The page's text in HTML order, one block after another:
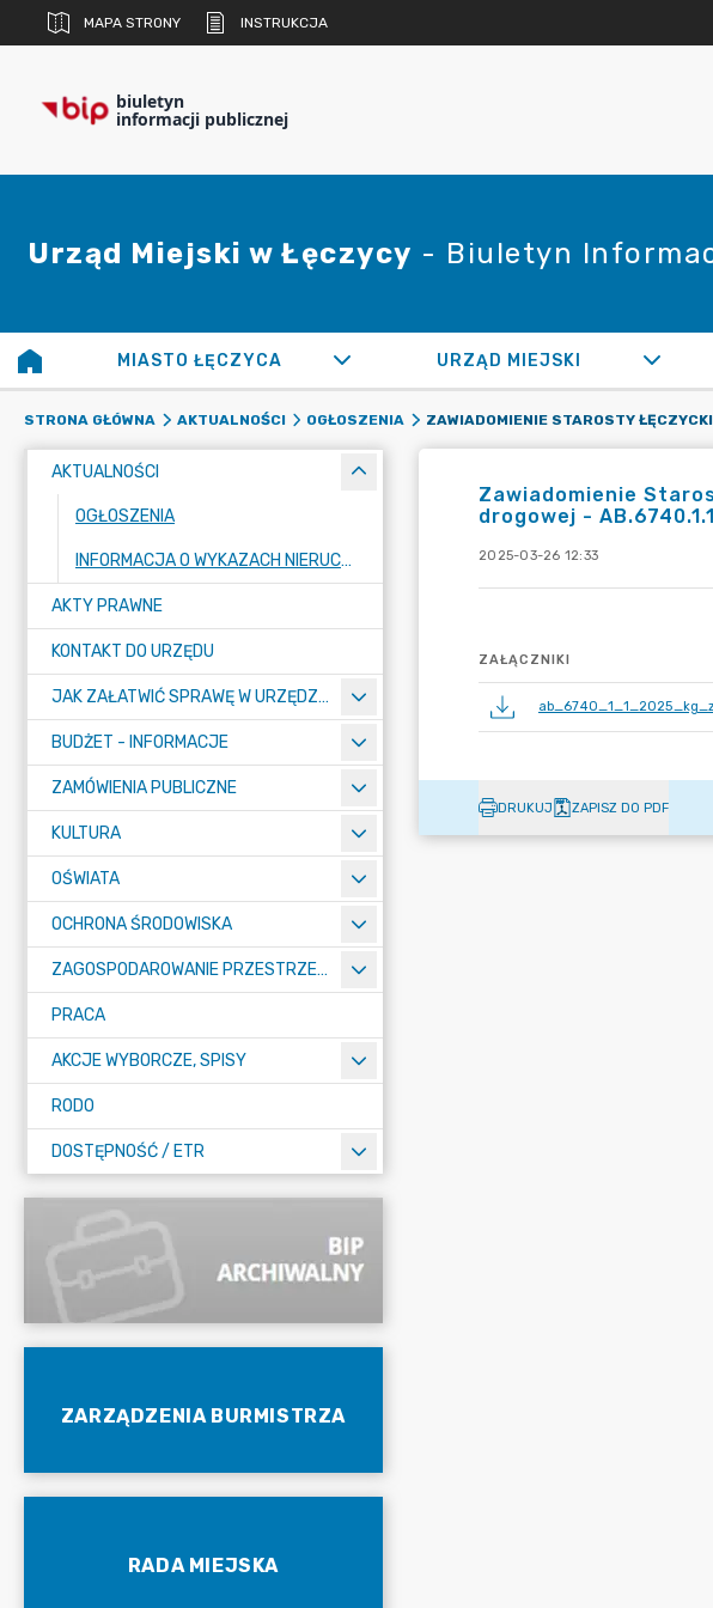
MAPA STRONY INSTRUKCJA
biuletyn
informacji publicznej
Urząd Miejski w Łęczycy - Biuletyn
MIASTO ŁĘCZYCA URZĄD MIEJSKI
STRONA GŁÓWNA AKTUALNOŚCI OGŁOSZENIA
AKTUALNOŚCI
OGŁOSZENIA
INFORMACJA O WYKAZACH NIERUCHOMOŚCI PRZEZNACZONYCH DO ZBYCIA LUB ODDANIA W UŻYTKOWANIE, NAJEM, DZIERŻAWĘ LUB UŻYCZENIE
AKTY PRAWNE
KONTAKT DO URZĘDU
JAK ZAŁATWIĆ SPRAWĘ W URZĘDZIE
BUDŻET - INFORMACJE
ZAMÓWIENIA PUBLICZNE
KULTURA
OŚWIATA
OCHRONA ŚRODOWISKA
ZAGOSPODAROWANIE PRZESTRZENNE
PRACA
AKCJE WYBORCZE, SPISY
RODO
DOSTĘPNOŚĆ / ETR
ZARZĄDZENIA BURMISTRZA
RADA MIEJSKA
Zawiadomienie
drogowej -
2025-03-26 12:33
ZAŁĄCZNIKI
DRUKUJ ZAPISZ DO PDF